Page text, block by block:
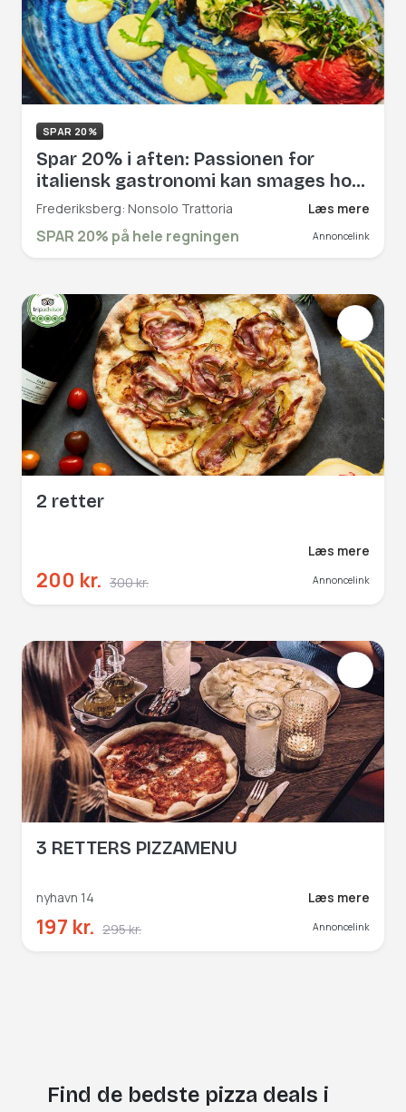
SPAR 20%
Spar 20% i aften: Passionen for
italiensk gastronomi kan smages hos
Nonsolo Trattoria, som tilbyder et
godt udvalg af lækre pizzaer og
pastaretter på Frederiksberg. Book
Frederiksberg: Nonsolo Trattoria Læs mere
SPAR 20% på hele regningen Annoncelink
2 retter
Læs mere
200 kr. 300 kr. Annoncelink
3 RETTERS PIZZAMENU
nyhavn 14 Læs mere
197 kr. 295 kr. Annoncelink
Find de bedste pizza deals i